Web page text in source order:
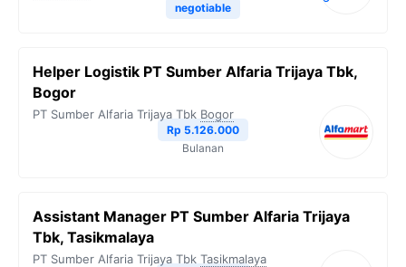
negotiable
Helper Logistik PT Sumber Alfaria Trijaya Tbk,
Bogor
PT Sumber Alfaria Trijaya Tbk Bogor
Rp 5.126.000
Bulanan
Assistant Manager PT Sumber Alfaria Trijaya
Tbk, Tasikmalaya
PT Sumber Alfaria Trijaya Tbk Tasikmalaya